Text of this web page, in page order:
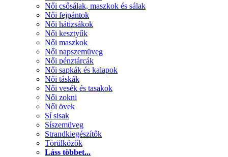
Női csősálak, maszkok és sálak
Női fejpántok
Női hátizsákok
Női kesztyűk
Női maszkok
Női napszemüveg
Női pénztárcák
Női sapkák és kalapok
Női táskák
Női vesék és tasakok
Női zokni
Női övek
Sí sisak
Síszemüveg
Strandkiegészítők
Törülközők
Láss többet...